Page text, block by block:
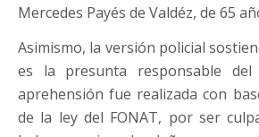
Mercedes Payés de Valdéz, de 65
Asimismo, la versión policial
es la presunta responsable
aprehensión fue realizada con
de la ley del FONAT, por ser